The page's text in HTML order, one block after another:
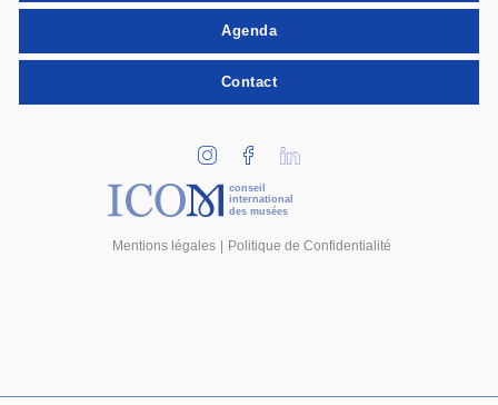
Agenda
Contact
conseil
international
des musées
Mentions légales Politique de Confidentialité